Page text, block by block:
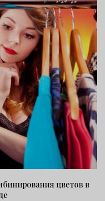
цветов в